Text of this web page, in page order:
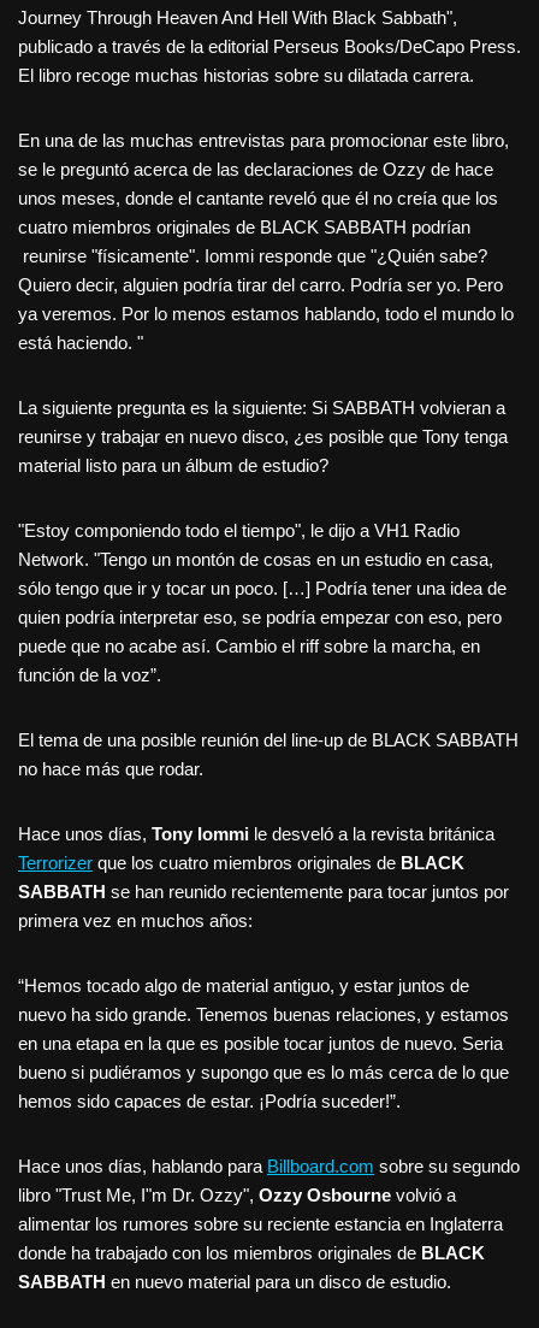
Journey Through Heaven And Hell With Black Sabbath",
publicado a través de la editorial Perseus Books/DeCapo Press.
El libro recoge muchas historias sobre su dilatada carrera.
En una de las muchas entrevistas para promocionar este libro,
se le preguntó acerca de las declaraciones de Ozzy de hace
unos meses, donde el cantante reveló que él no creía que los
cuatro miembros originales de BLACK SABBATH podrían
reunirse "físicamente". Iommi responde que "¿Quién sabe?
Quiero decir, alguien podría tirar del carro. Podría ser yo. Pero
ya veremos. Por lo menos estamos hablando, todo el mundo lo
está haciendo. "
La siguiente pregunta es la siguiente: Si SABBATH volvieran a
reunirse y trabajar en nuevo disco, ¿es posible que Tony tenga
material listo para un álbum de estudio?
"Estoy componiendo todo el tiempo", le dijo a VH1 Radio
Network. "Tengo un montón de cosas en un estudio en casa,
sólo tengo que ir y tocar un poco. […] Podría tener una idea de
quien podría interpretar eso, se podría empezar con eso, pero
puede que no acabe así. Cambio el riff sobre la marcha, en
función de la voz”.
El tema de una posible reunión del line-up de BLACK SABBATH
no hace más que rodar.
Hace unos días, Tony Iommi le desveló a la revista británica
Terrorizer que los cuatro miembros originales de BLACK
SABBATH se han reunido recientemente para tocar juntos por
primera vez en muchos años:
“Hemos tocado algo de material antiguo, y estar juntos de
nuevo ha sido grande. Tenemos buenas relaciones, y estamos
en una etapa en la que es posible tocar juntos de nuevo. Seria
bueno si pudiéramos y supongo que es lo más cerca de lo que
hemos sido capaces de estar. ¡Podría suceder!”.
Hace unos días, hablando para Billboard.com sobre su segundo
libro "Trust Me, I"m Dr. Ozzy", Ozzy Osbourne volvió a
alimentar los rumores sobre su reciente estancia en Inglaterra
donde ha trabajado con los miembros originales de BLACK
SABBATH en nuevo material para un disco de estudio.